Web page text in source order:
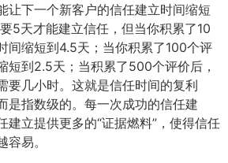
让下一个新客户的信任建立时间缩短
5天才能建立信任，但当你积累了10
间缩短到4.5天；当你积累了100个评
短到2.5天；当积累了500个评价后，
要几小时。这就是信任时间的复利
指数级的。每一次成功的信任建
建立提供更多的“证据燃料”，使得信任
易。